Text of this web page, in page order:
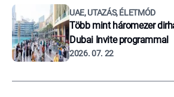
UAE, UTAZÁS, ÉLETMÓD
Több mint háromezer
Dubai Invite programmal
2026. 07. 22